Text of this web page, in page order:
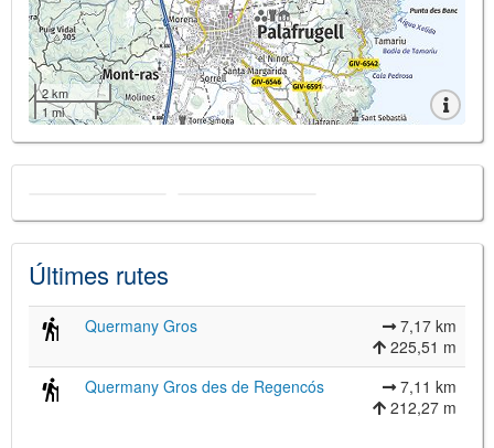
2 km
1 mi
Últimes rutes
Quermany Gros
7,17 km
225,51 m
Quermany Gros des de Regencós
7,11 km
212,27 m